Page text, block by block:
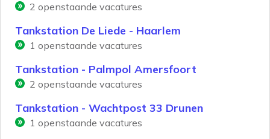
2 openstaande vacatures
Tankstation De Liede - Haarlem
1 openstaande vacatures
Tankstation - Palmpol Amersfoort
2 openstaande vacatures
Tankstation - Wachtpost 33 Drunen
1 openstaande vacatures